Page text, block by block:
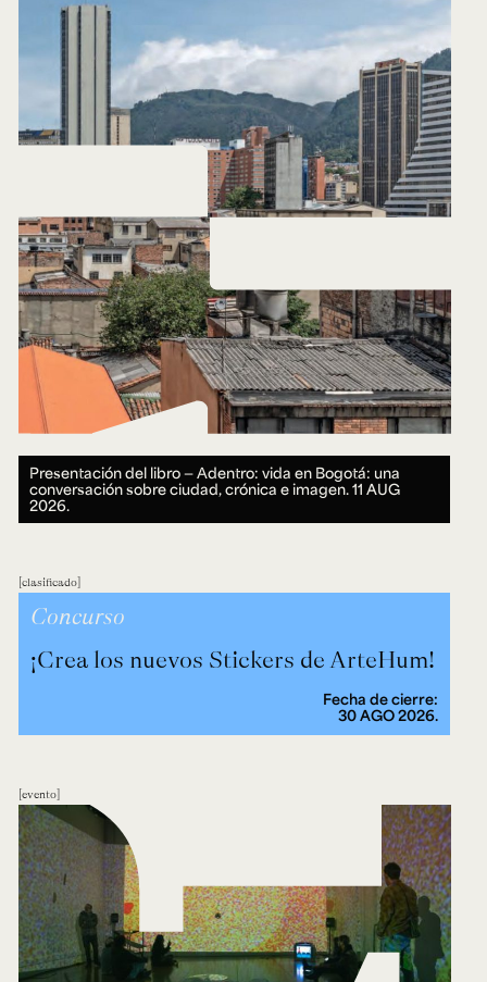
Presentación del libro — Adentro: vida en Bogotá: una
conversación sobre ciudad, crónica e imagen.11 AUG
2026.
clasificado
Concurso
¡Crea los nuevos Stickers de ArteHum!
Fecha de cierre:
30 AGO 2026.
evento